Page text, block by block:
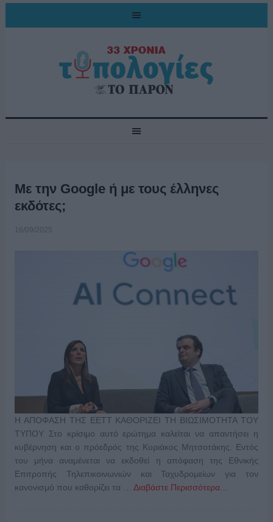
Με την Google ή με τους έλληνες
εκδότες;
16/09/2025
Η ΑΠΟΦΑΣΗ ΤΗΣ ΕΕΤΤ ΚΑΘΟΡΙΖΕΙ ΤΗ ΒΙΩΣΙΜΟΤΗΤΑ ΤΟΥ
ΤΥΠΟΥ Στο κρίσιμο αυτό ερώτημα καλείται να απαντήσει η
κυβέρνηση και ο πρόεδρός της Κυριάκος Μητσοτάκης. Εντός
του μήνα αναμένεται να εκδοθεί η απόφαση της Εθνικής
Επιτροπής Τηλεπικοινωνιών και Ταχυδρομείων για τον
κανονισμό που καθορίζει τα … Διαβάστε Περισσότερα...